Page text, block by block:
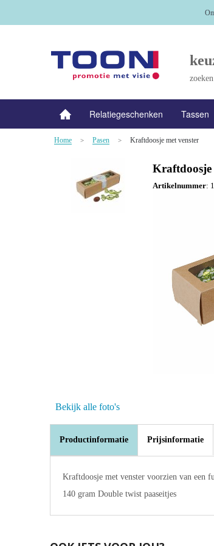
Relatiegeschenken Tassen
NIEUW Alle categorieën
Home > Pasen > Kraftdoosje met venster
Bekijk alle foto's
Kraftdoosje
Artikelnummer:
Productinformatie Prijsinformatie
Kraftdoosje met venster voorzien van een
140 gram Double twist paaseitjes